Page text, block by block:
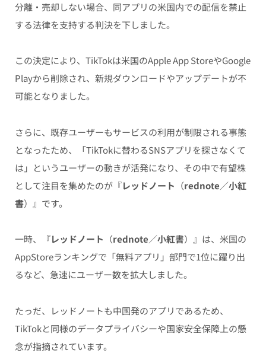
分離・売却しない場合、同アプリの米国内での配信を禁止
する法律を支持する判決を下しました。
この決定により、TikTokは米国のApple App StoreやGoogle
Playから削除され、新規ダウンロードやアップデートが不
可能となりました。
さらに、既存ユーザーもサービスの利用が制限される事態
となったため、「TikTokに替わるSNSアプリを探さなくて
は」というユーザーの動きが活発になり、その中で有望株
として注目を集めたのが『レッドノート （rednote／小紅
書）』です。
一時、『レッドノート （rednote／小紅書）』は、米国の
AppStoreランキングで「無料アプリ」部門で1位に躍り出
るなど、急速にユーザー数を拡大しました。
たっだ、レッドノートも中国発のアプリであるため、
TikTokと同様のデータプライバシーや国家安全保障上の懸
念が指摘されています。